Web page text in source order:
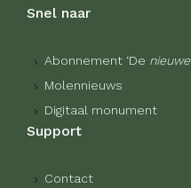
Snel naar
Abonnement ‘De nieuwe
Molennieuws
Digitaal monument
Support
Contact